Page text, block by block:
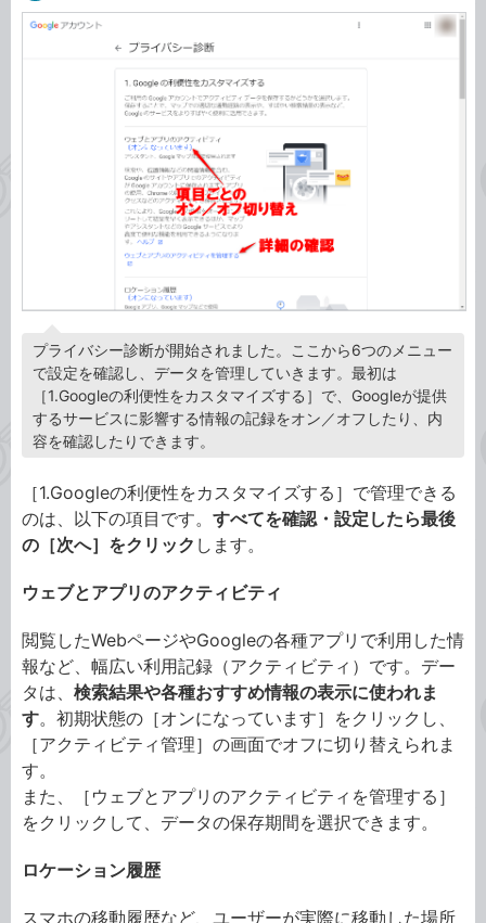
プライバシー診断が開始されました。ここから6つのメニュー
で設定を確認し、データを管理していきます。最初は
［1.Googleの利便性をカスタマイズする］で、Googleが提供
するサービスに影響する情報の記録をオン／オフしたり、内
容を確認したりできます。
［1.Googleの利便性をカスタマイズする］で管理できる
のは、以下の項目です。 すべてを確認・設定したら最後
の［次へ］をクリック します。
ウェブとアプリのアクティビティ
閲覧したWebページやGoogleの各種アプリで利用した情
報など、幅広い利用記録（アクティビティ）です。デー
タは、 検索結果や各種おすすめ情報の表示に使われま
す。初期状態の［オンになっています］をクリックし、
［アクティビティ管理］の画面でオフに切り替えられま
す。
また、［ウェブとアプリのアクティビティを管理する］
をクリックして、データの保存期間を選択できます。
ロケーション履歴
スマホの移動履歴など、ユーザーが実際に移動した場所